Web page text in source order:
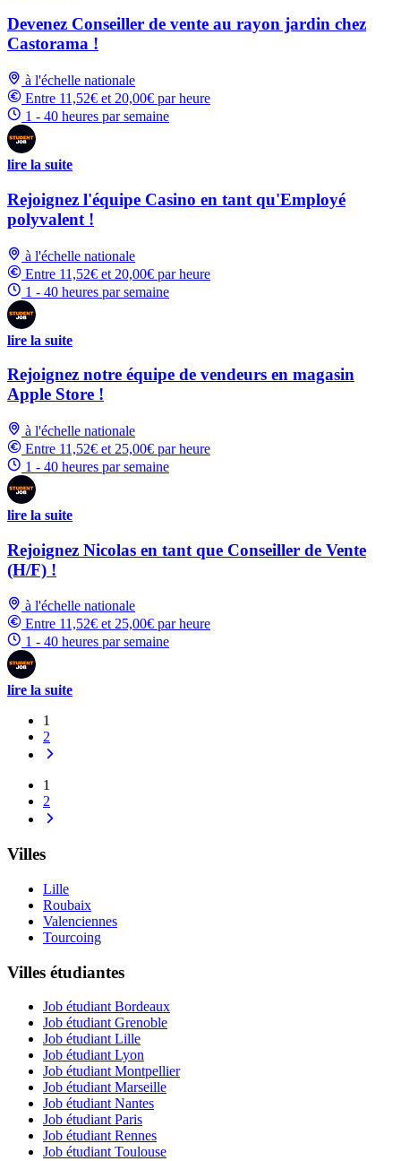
Devenez Conseiller de vente au rayon jardin chez
Castorama !
à l'échelle nationale
Entre 11,52€ et 20,00€ par heure
1 - 40 heures par semaine
lire la suite
Rejoignez l'équipe Casino en tant qu'Employé
polyvalent !
à l'échelle nationale
Entre 11,52€ et 20,00€ par heure
1 - 40 heures par semaine
lire la suite
Rejoignez notre équipe de vendeurs en magasin
Apple Store !
à l'échelle nationale
Entre 11,52€ et 25,00€ par heure
1 - 40 heures par semaine
lire la suite
Rejoignez Nicolas en tant que Conseiller de Vente
(H/F) !
à l'échelle nationale
Entre 11,52€ et 25,00€ par heure
1 - 40 heures par semaine
lire la suite
1
2
1
2
Villes
Lille
Roubaix
Valenciennes
Tourcoing
Villes étudiantes
Job étudiant Bordeaux
Job étudiant Grenoble
Job étudiant Lille
Job étudiant Lyon
Job étudiant Montpellier
Job étudiant Marseille
Job étudiant Nantes
Job étudiant Paris
Job étudiant Rennes
Job étudiant Toulouse